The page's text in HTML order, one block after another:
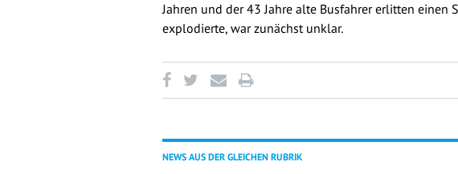
Jahren und der 43 Jahre alte Busfahrer erlitten einen
explodierte, war zunächst unklar.
NEWS AUS DER GLEICHEN RUBRIK